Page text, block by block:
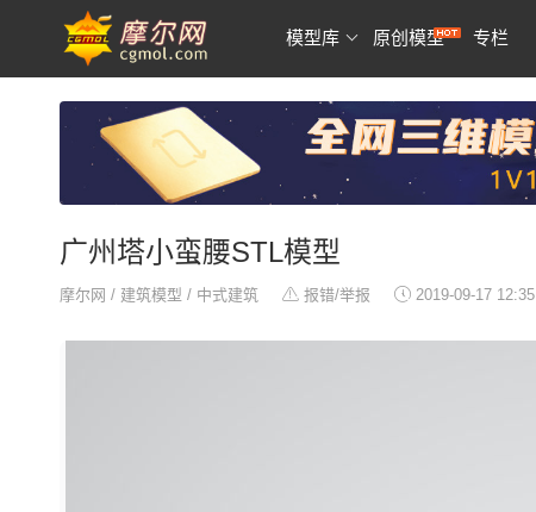
模型库 原创模型 专栏
广州塔小蛮腰STL模型
摩尔网 / 建筑模型 / 中式建筑 报错/举报 2019-09-17 12:35